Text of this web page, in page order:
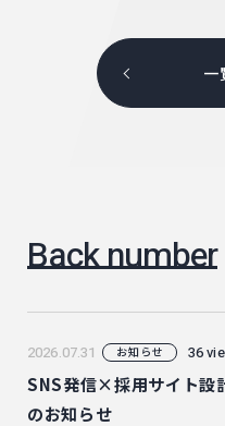
一
Back number
2026.07.31 お知らせ 36
SNS発信×採用サイト設
のお知らせ